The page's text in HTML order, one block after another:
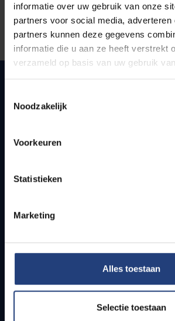
informatie over uw gebruik van onze
partners voor social media, adverteren
partners kunnen deze gegevens
informatie die u aan ze heeft verstrekt
verzameld op basis van uw gebruik
Noodzakelijk
Voorkeuren
Statistieken
Marketing
Alles toestaan
Selectie toestaan
Snel naar
Bereikbaarheid
Studenten
PhD-studenten